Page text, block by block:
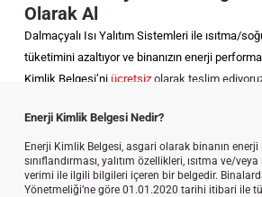
Olarak Al​
Dalmaçyalı Isı Yalıtım Sistemleri ile ısıtma/
tüketimini azaltıyor ve binanızın enerji
Kimlik Belgesi’niücretsizolarak teslim
Enerji Kimlik Belgesi Nedir?​​
Enerji Kimlik Belgesi, asgari olarak binanın
sınıflandırması, yalıtım özellikleri, ısıtma ve/
verimi ile ilgili bilgileri içeren bir belgedir.
Yönetmeliği’ne göre 01.01.2020 tarihi itibari ile